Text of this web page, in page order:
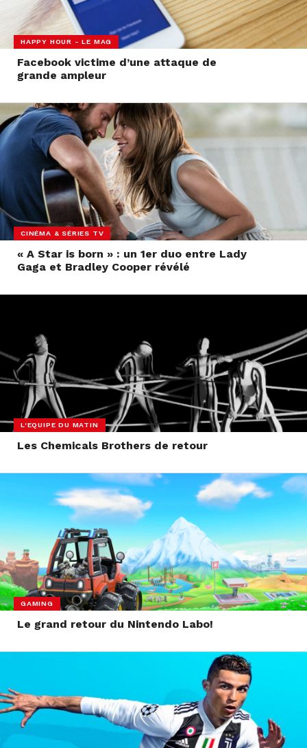
HAPPY HOUR - LE MAG
Facebook victime d’une attaque de
grande ampleur
CINÉMA & SÉRIES TV
« A Star is born » : un 1er duo entre Lady
Gaga et Bradley Cooper révélé
L'EQUIPE DU MATIN
Les Chemicals Brothers de retour
GAMING
Le grand retour du Nintendo Labo!